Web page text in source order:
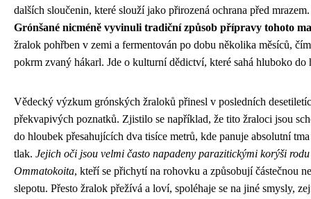
dalších sloučenin, které slouží jako přirozená ochrana před
Grónšané nicméně vyvinuli tradiční způsob přípravy tohoto
žralok pohřben v zemi a fermentován po dobu několika měsíců,
pokrm zvaný hákarl. Jde o kulturní dědictví, které sahá hluboko do
Vědecký výzkum grónských žraloků přinesl v posledních
překvapivých poznatků. Zjistilo se například, že tito žraloci jsou
do hloubek přesahujících dva tisíce metrů, kde panuje absolutní
tlak. Jejich oči jsou velmi často napadeny parazitickými korýši rodu
Ommatokoita, kteří se přichytí na rohovku a způsobují částečnou
slepotu. Přesto žralok přežívá a loví, spoléhaje se na jiné smysly,